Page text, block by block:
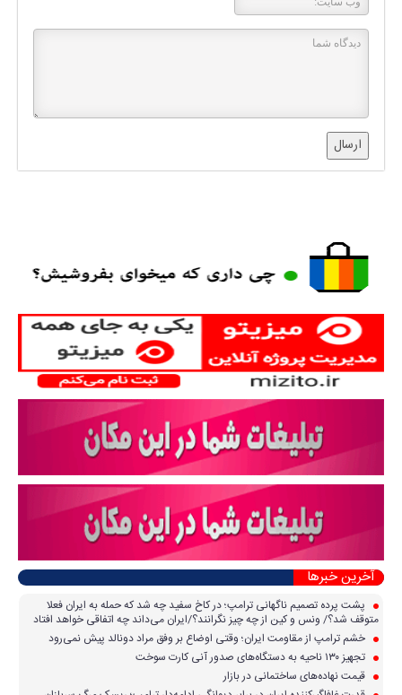
ارسال
آخرین خبرها
پشت پرده تصمیم ناگهانی ترامپ؛ در کاخ سفید چه شد که حمله به ایران فعلا
متوقف شد؟/ ونس و کین از چه چیز نگرانند؟/ایران می‌داند چه اتفاقی خواهد افتاد
خشم ترامپ از مقاومت ایران؛ وقتی اوضاع بر وفق مراد دونالد پیش نمی‌رود
تجهیز ۱۳۰ ناحیه به دستگاه‌های صدور آنی کارت سوخت
قیمت نهاده‌های ساختمانی در بازار